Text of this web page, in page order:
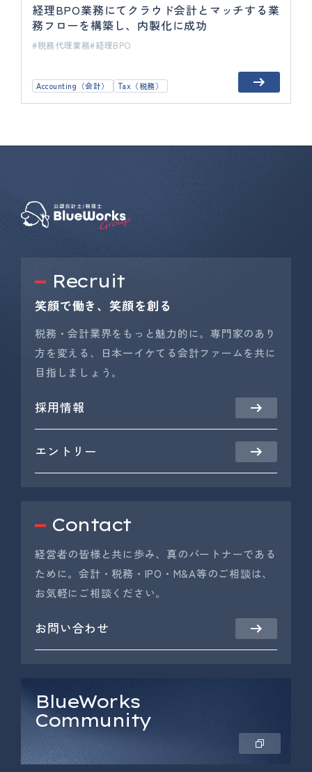
経理BPO業務にてクラウド会計とマッチする業
務フローを構築し、内製化に成功
税務代理業務 経理BPO
Accounting（会計） Tax（税務）
Recruit
笑顔で働き、笑顔を創る
税務・会計業界をもっと魅力的に。専門家のあり
方を変える、日本一イケてる会計ファームを共に
目指しましょう。
採用情報
エントリー
Contact
経営者の皆様と共に歩み、真のパートナーである
ために。会計・税務・IPO・M&A等のご相談は、
お気軽にご相談ください。
お問い合わせ
BlueWorks
Community